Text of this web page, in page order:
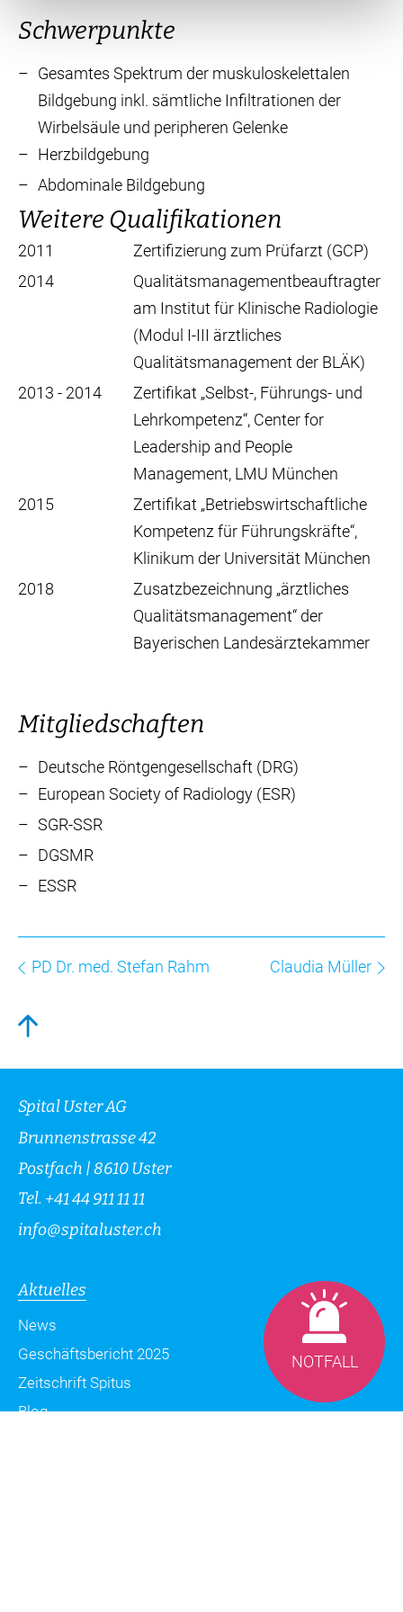
Schwerpunkte
Gesamtes Spektrum der muskuloskelettalen
Bildgebung inkl. sämtliche Infiltrationen der
Wirbelsäule und peripheren Gelenke
Herzbildgebung
Abdominale Bildgebung
Weitere Qualifikationen
2011
Zertifizierung zum Prüfarzt (GCP)
2014
Qualitätsmanagementbeauftragter
am Institut für Klinische Radiologie
(Modul I-III ärztliches
Qualitätsmanagement der BLÄK)
2013 - 2014
Zertifikat „Selbst-, Führungs- und
Lehrkompetenz“, Center for
Leadership and People
Management, LMU München
2015
Zertifikat „Betriebswirtschaftliche
Kompetenz für Führungskräfte“,
Klinikum der Universität München
2018
Zusatzbezeichnung „ärztliches
Qualitätsmanagement“ der
Bayerischen Landesärztekammer
Mitgliedschaften
Deutsche Röntgengesellschaft (DRG)
European Society of Radiology (ESR)
SGR-SSR
DGSMR
ESSR
PD Dr. med. Stefan Rahm Claudia Müller
NOTFALL
Spital Uster AG
Brunnenstrasse 42
Postfach | 8610 Uster
Tel. +41 44 911 11 11
info@spitaluster.ch
Aktuelles
News
Geschäftsbericht 2025
Zeitschrift Spitus
Blog